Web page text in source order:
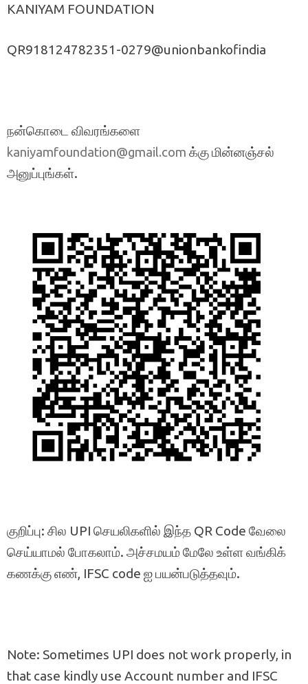
KANIYAM FOUNDATION
QR918124782351-0279@unionbankofindia
நன்கொடை விவரங்களை
kaniyamfoundation@gmail.com க்கு மின்னஞ்சல்
அனுப்புங்கள்.
குறிப்பு: சில UPI செயலிகளில் இந்த QR Code வேலை
செய்யாமல் போகலாம். அச்சமயம் மேலே உள்ள வங்கிக்
கணக்கு எண், IFSC code ஐ பயன்படுத்தவும்.
Note: Sometimes UPI does not work properly, in
that case kindly use Account number and IFSC